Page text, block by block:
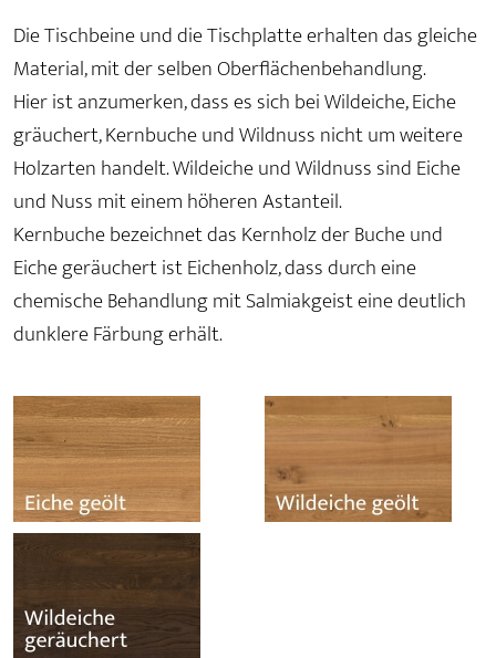
Die Tischbeine und die Tischplatte erhalten das gleiche
Material, mit der selben Oberflächenbehandlung.
Hier ist anzumerken, dass es sich bei Wildeiche, Eiche
gräuchert, Kernbuche und Wildnuss nicht um weitere
Holzarten handelt. Wildeiche und Wildnuss sind Eiche
und Nuss mit einem höheren Astanteil.
Kernbuche bezeichnet das Kernholz der Buche und
Eiche geräuchert ist Eichenholz, dass durch eine
chemische Behandlung mit Salmiakgeist eine deutlich
dunklere Färbung erhält.